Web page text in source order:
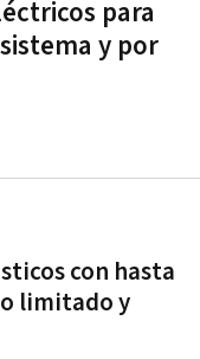
para
y por
con hasta
limitado y